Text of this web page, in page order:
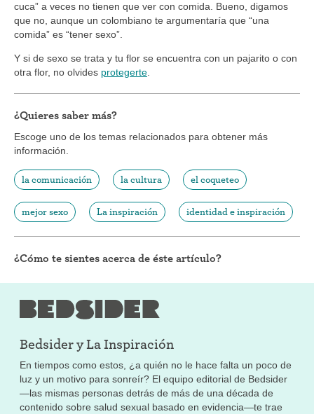
cuca” a veces no tienen que ver con comida. Bueno, digamos
que no, aunque un colombiano te argumentaría que “una
comida” es “tener sexo”.
Y si de sexo se trata y tu flor se encuentra con un pajarito o con
otra flor, no olvides protegerte.
¿Quieres saber más?
Escoge uno de los temas relacionados para obtener más
información.
la comunicación la cultura el coqueteo
mejor sexo La inspiración identidad e inspiración
¿Cómo te sientes acerca de éste artículo?
Bedsider yLa Inspiración
En tiempos como estos, ¿a quién no le hace falta un poco de
luz y un motivo para sonreír? El equipo editorial de Bedsider
—las mismas personas detrás de más de una década de
contenido sobre salud sexual basado en evidencia—te trae